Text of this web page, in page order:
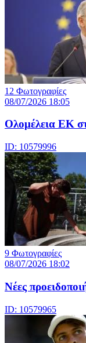
12 Φωτογραφίες
08/07/2026 18:05
Ολομέλεια ΕΚ
ID: 10579996
9 Φωτογραφίες
08/07/2026 18:02
Νέες
ID: 10579965